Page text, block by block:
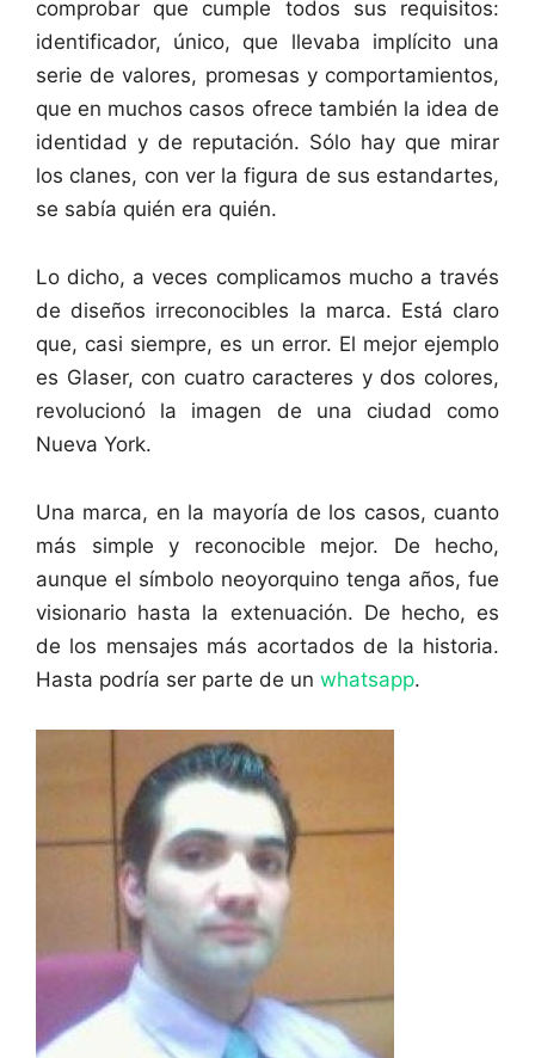
comprobar que cumple todos sus requisitos:
identificador, único, que llevaba implícito una
serie de valores, promesas y comportamientos,
que en muchos casos ofrece también la idea de
identidad y de reputación. Sólo hay que mirar
los clanes, con ver la figura de sus estandartes,
se sabía quién era quién.
Lo dicho, a veces complicamos mucho a través
de diseños irreconocibles la marca. Está claro
que, casi siempre, es un error. El mejor ejemplo
es Glaser, con cuatro caracteres y dos colores,
revolucionó la imagen de una ciudad como
Nueva York.
Una marca, en la mayoría de los casos, cuanto
más simple y reconocible mejor. De hecho,
aunque el símbolo neoyorquino tenga años, fue
visionario hasta la extenuación. De hecho, es
de los mensajes más acortados de la historia.
Hasta podría ser parte de un whatsapp.